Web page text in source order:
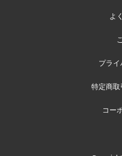
よ
プライ
特定商取
コー